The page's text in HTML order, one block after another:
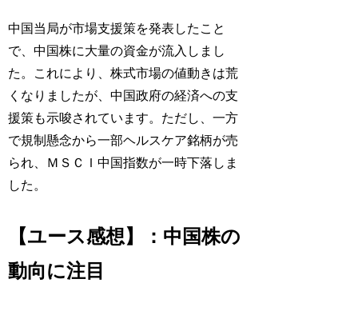
中国当局が市場支援策を発表したこと
で、中国株に大量の資金が流入しまし
た。これにより、株式市場の値動きは荒
くなりましたが、中国政府の経済への支
援策も示唆されています。ただし、一方
で規制懸念から一部ヘルスケア銘柄が売
られ、ＭＳＣＩ中国指数が一時下落しま
した。
【ユース感想】：中国株の
動向に注目